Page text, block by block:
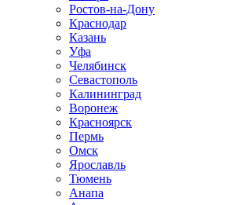
Ростов-на-Дону
Краснодар
Казань
Уфа
Челябинск
Севастополь
Калининград
Воронеж
Красноярск
Пермь
Омск
Ярославль
Тюмень
Анапа